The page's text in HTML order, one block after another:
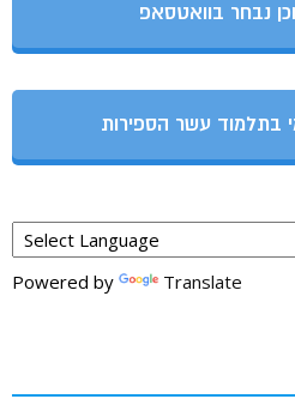
נבחר בוואטסאפ
בתלמוד עשר הספירות
Powered by Translate